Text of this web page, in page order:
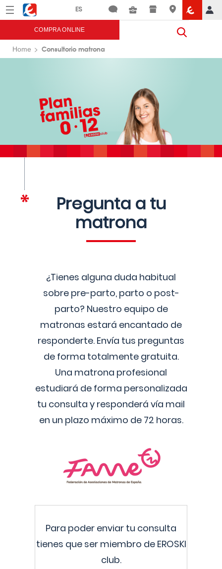
Menú Eroski
COMPRA ONLINE
Home Consultorio matrona
Pregunta a tu
matrona
¿Tienes alguna duda habitual
sobre pre-parto, parto o post-
parto? Nuestro equipo de
matronas estará encantado de
responderte. Envía tus preguntas
de forma totalmente gratuita.
Una matrona profesional
estudiará de forma personalizada
tu consulta y responderá vía mail
en un plazo máximo de 72 horas.
Para poder enviar tu consulta
tienes que ser miembro de EROSKI
club.